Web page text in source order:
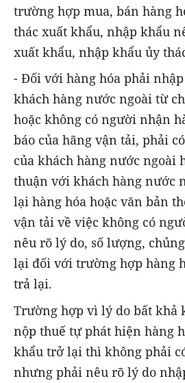
trường hợp mua, bán hàng
thác xuất khẩu, nhập khẩu
xuất khẩu, nhập khẩu ủy
- Đối với hàng hóa phải
khách hàng nước ngoài từ
hoặc không có người nhận
báo của hãng vận tải, phải
của khách hàng nước ngoài
thuận với khách hàng nước
lại hàng hóa hoặc văn bản
vận tải về việc không có
nêu rõ lý do, số lượng,
lại đối với trường hợp hàng
trả lại.
Trường hợp vì lý do bất khả
nộp thuế tự phát hiện hàng
khẩu trở lại thì không phải
nhưng phải nêu rõ lý do